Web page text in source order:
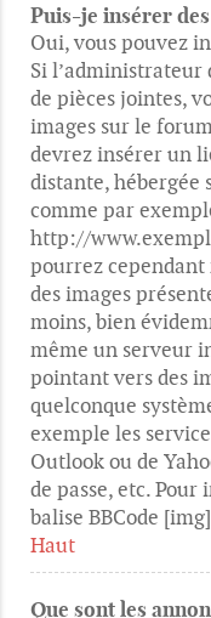
Puis-je insérer des
Oui, vous pouvez
Si
de pièces jointes,
images sur le
devrez insérer un
distante,
comme par
http://
pourrez
des images
moins, bien
même un serveur
pointant vers des
quelconque
exemple les
Outlook ou de
de passe, etc.
balise BBCode
Haut
Que sont les